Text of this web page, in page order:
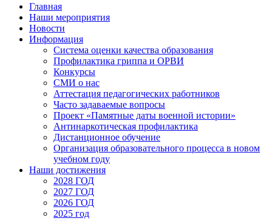
Главная
Наши мероприятия
Новости
Информация
Система оценки качества образования
Профилактика гриппа и ОРВИ
Конкурсы
СМИ о нас
Аттестация педагогических работников
Часто задаваемые вопросы
Проект «Памятные даты военной истории»
Антинаркотическая профилактика
Дистанционное обучение
Организация образовательного процесса в новом
учебном году
Наши достижения
2028 ГОД
2027 ГОД
2026 ГОД
2025 год